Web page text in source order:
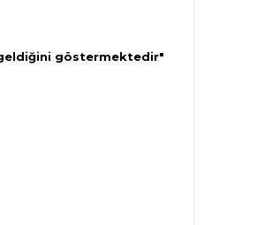
göstermektedir"